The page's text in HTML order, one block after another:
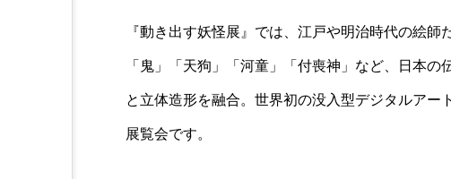
『動き出す妖怪展』では、江戸や明治時代の絵師
「鬼」「天狗」「河童」「付喪神」など、日本
と立体造形を融合。世界初の没入型デジタルアー
展覧会です。